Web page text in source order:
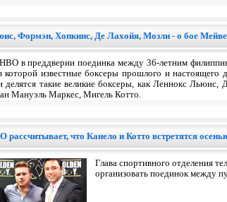
Формэн, Хопкинс, Де Лахойя, Мозли - о бое
HBO в преддверии поединка между 36-летним
которой известные боксеры прошлого и
делятся такие великие боксеры, как Леннокс
Мануэль Маркес, Мигель Котто.
рассчитывает, что Канело и Котто встретятся
Глава спортивного отделения
организовать поединок между